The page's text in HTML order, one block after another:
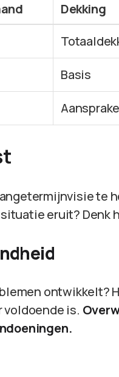
Dekking
Basis
te
eruit? Denk
ontwikkelt?
voldoende is.